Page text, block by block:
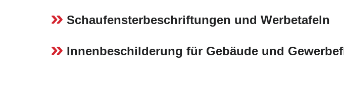
Schaufensterbeschriftungen und Werbetafeln
Innenbeschilderung für Gebäude und